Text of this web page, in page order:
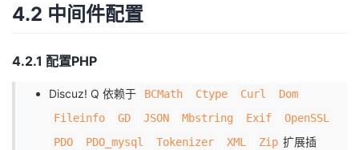
4.2 中间件配置
4.2.1 配置PHP
Discuz! Q 依赖于 BCMath Ctype Curl
Dom
Fileinfo
GD JSON Mbstring Exif
OpenSSL
PDO
PDO_mysql Tokenizer XML Zip 扩展插